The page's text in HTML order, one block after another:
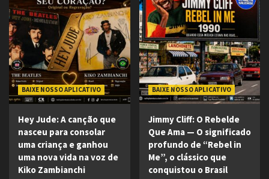
BAIXE NOSSO APLICATIVO
Hey Jude: A canção que
nasceu para consolar
uma criança e ganhou
uma nova vida na voz de
Kiko Zambianchi
BAIXE NOSSO APLICATIVO
Jimmy Cliff: O Rebelde
Que Ama — O significado
profundo de “Rebel in
Me”, o clássico que
conquistou o Brasil